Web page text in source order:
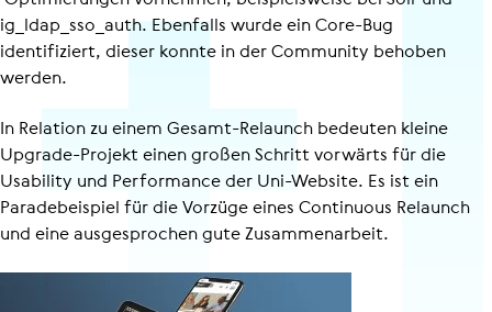
ig_ldap_sso_auth. Ebenfalls wurde ein Core-Bug
identifiziert, dieser konnte in der Community behoben
werden.
In Relation zu einem Gesamt-Relaunch bedeuten kleine
Upgrade-Projekt einen großen Schritt vorwärts für die
Usability und Performance der Uni-Website. Es ist ein
Paradebeispiel für die Vorzüge eines Continuous Relaunch
und eine ausgesprochen gute Zusammenarbeit.